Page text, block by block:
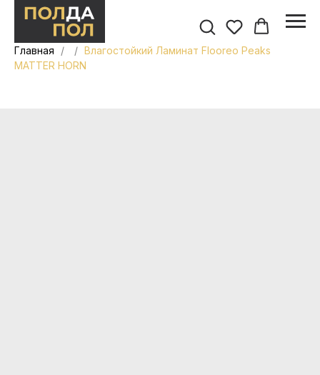
Главная
Влагостойкий Ламинат Flooreo Peaks
MATTER HORN